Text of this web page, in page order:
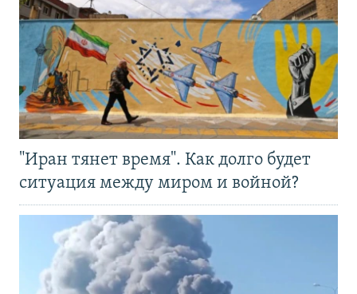
"Иран тянет время". Как долго будет
ситуация между миром и войной?